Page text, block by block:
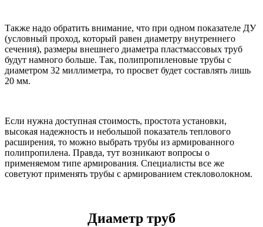
Также надо обратить внимание, что при одном показателе ДУ
(условный проход, который равен диаметру внутреннего
сечения), размеры внешнего диаметра пластмассовых труб
будут намного больше. Так, полипропиленовые трубы с
диаметром 32 миллиметра, то просвет будет составлять лишь
20 мм.
Если нужна доступная стоимость, простота установки,
высокая надежность и небольшой показатель теплового
расширения, то можно выбрать трубы из армированного
полипропилена. Правда, тут возникают вопросы о
применяемом типе армирования. Специалисты все же
советуют применять трубы с армированием стекловолокном.
Диаметр труб